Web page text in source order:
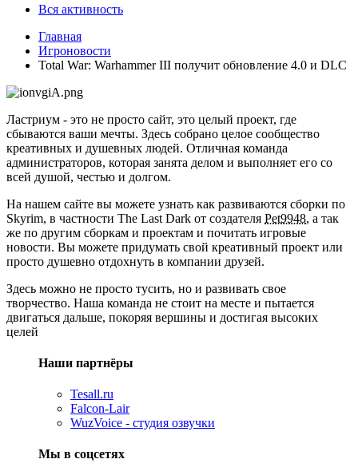
Вся активность
Главная
Игроновости
Total War: Warhammer III получит обновление 4.0 и DLC
Ластриум - это не просто сайт, это целый проект, где
сбываются ваши мечты. Здесь собрано целое сообщество
креативных и душевных людей. Отличная команда
администраторов, которая занята делом и выполняет его со
всей душой, честью и долгом.
На нашем сайте вы можете узнать как развиваются сборки по
Skyrim, в частности The Last Dark от создателя Pet9948, а так
же по другим сборкам и проектам и почитать игровые
новости. Вы можете придумать свой креативный проект или
просто душевно отдохнуть в компании друзей.
Здесь можно не просто тусить, но и развивать свое
творчество. Наша команда не стоит на месте и пытается
двигаться дальше, покоряя вершины и достигая высоких
целей
Наши партнёры
Tesall.ru
Falcon-Lair
WuzVoice - студия озвучки
Мы в соцсетях